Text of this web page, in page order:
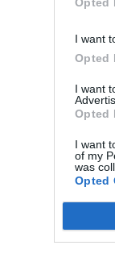
I want
Opted
I want
Opted
I want
of my
was
Opted
πολέμου στην
παραπάνω, σε
σε